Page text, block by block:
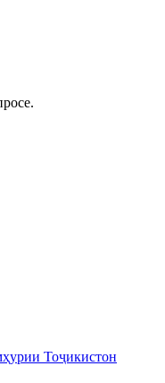
Тоҷикистон